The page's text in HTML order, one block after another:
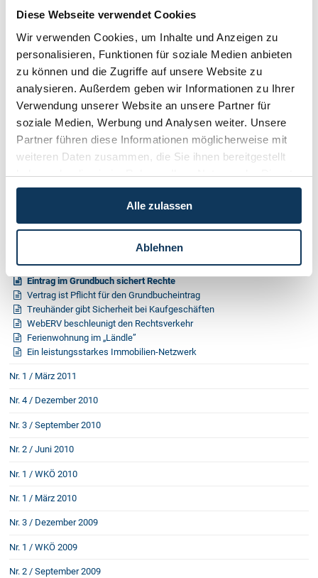
Diese Webseite verwendet Cookies
Wir verwenden Cookies, um Inhalte und Anzeigen zu
personalisieren, Funktionen für soziale Medien anbieten
zu können und die Zugriffe auf unsere Website zu
analysieren. Außerdem geben wir Informationen zu Ihrer
Verwendung unserer Website an unsere Partner für
soziale Medien, Werbung und Analysen weiter. Unsere
Partner führen diese Informationen möglicherweise mit
weiteren Daten zusammen, die Sie ihnen bereitgestellt
haben oder die sie im Rahmen Ihrer Nutzung der Dienste
gesammelt haben.
Alle zulassen
Ablehnen
Nr. 2 / Juni 2013
Nr. 1 / März 2013
Nr. 4 / Dezember 2012
Nr. 3 / September 2012
Nr. 2 / Juni 2012
Immobilientransaktionen
Eintrag im Grundbuch sichert Rechte
Vertrag ist Pflicht für den Grundbucheintrag
Treuhänder gibt Sicherheit bei Kaufgeschäften
WebERV beschleunigt den Rechtsverkehr
Ferienwohnung im „Ländle”
Ein leistungsstarkes Immobilien-Netzwerk
Nr. 1 / März 2011
Nr. 4 / Dezember 2010
Nr. 3 / September 2010
Nr. 2 / Juni 2010
Nr. 1 / WKÖ 2010
Nr. 1 / März 2010
Nr. 3 / Dezember 2009
Nr. 1 / WKÖ 2009
Nr. 2 / September 2009